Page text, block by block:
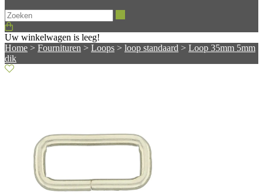
Uw winkelwagen is leeg!
Home > Fournituren > Loops > loop standaard > Loop 35mm 5mm
dik